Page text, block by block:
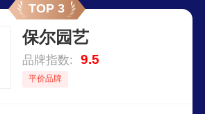
TOP 3
保尔园艺
品牌指数: 9.5
平价品牌